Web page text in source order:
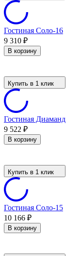
Гостиная Соло-16
9 310 ₽
В корзину
Купить в 1 клик
Гостиная Диаманд
9 522 ₽
В корзину
Купить в 1 клик
Гостиная Соло-15
10 166 ₽
В корзину